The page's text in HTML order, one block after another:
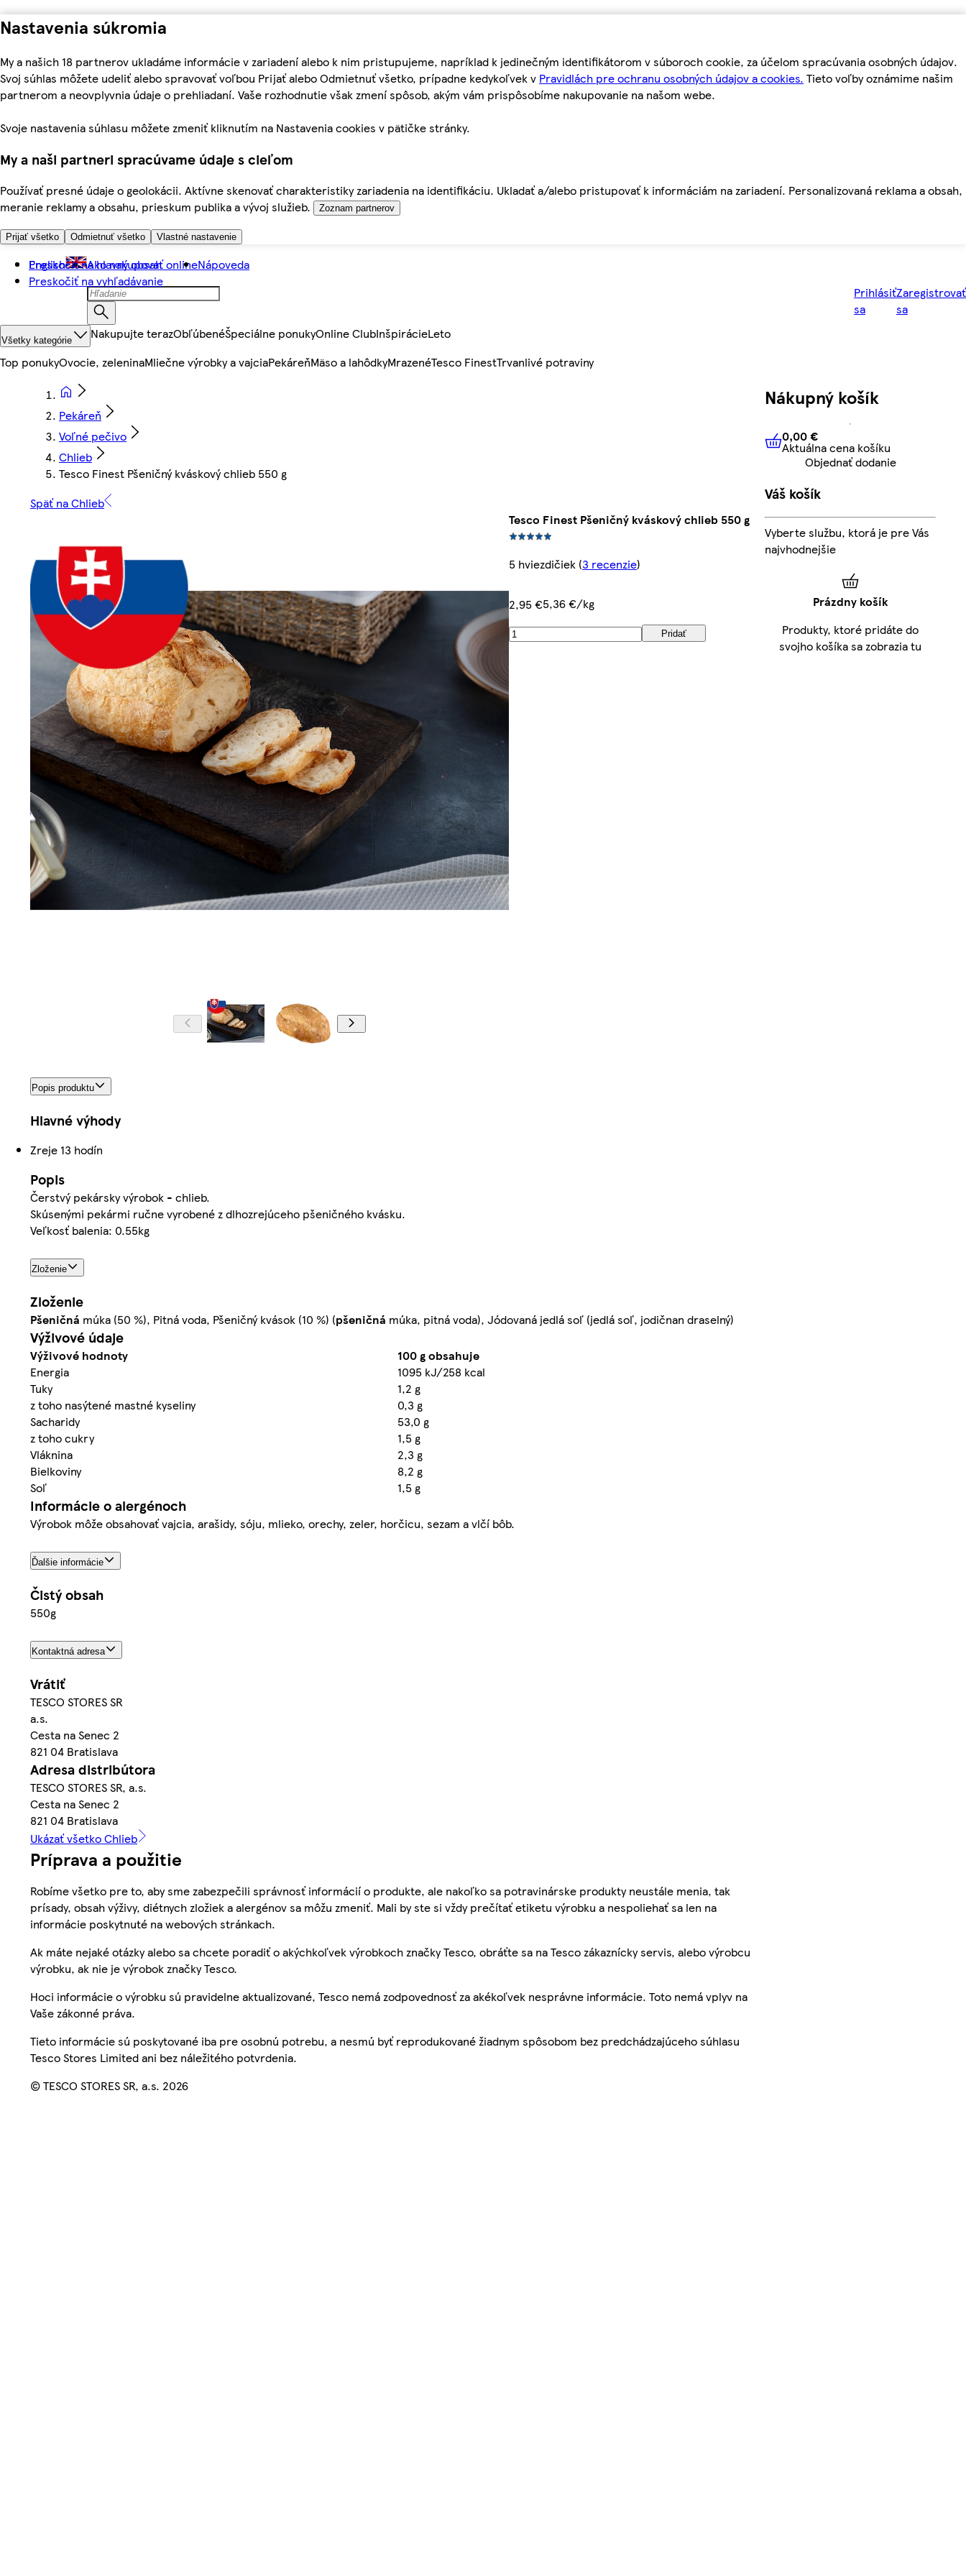
Nastavenia súkromia
My a našich 18 partnerov ukladáme informácie v zariadení alebo k nim pristupujeme, napríklad k jedinečným identifikátorom v súboroch cookie, za účelom spracúvania osobných údajov.
Svoj súhlas môžete udeliť alebo spravovať voľbou Prijať alebo Odmietnuť všetko, prípadne kedykoľvek v Pravidlách pre ochranu osobných údajov a cookies. Tieto voľby oznámime našim
partnerom a neovplyvnia údaje o prehliadaní. Vaše rozhodnutie však zmení spôsob, akým vám prispôsobíme nakupovanie na našom webe.
Svoje nastavenia súhlasu môžete zmeniť kliknutím na Nastavenia cookies v pätičke stránky.
My a naši partneri spracúvame údaje s cieľom
Používať presné údaje o geolokácii. Aktívne skenovať charakteristiky zariadenia na identifikáciu. Ukladať a/alebo pristupovať k informáciám na zariadení. Personalizovaná reklama a obsah,
meranie reklamy a obsahu, prieskum publika a vývoj služieb.
Zoznam partnerov
Prijať všetko Odmietnuť všetko Vlastné nastavenie
Preskočiť na hlavný obsah
Preskočiť na vyhľadávanie
English Ako nakupovať onlineNápoveda
Prihlásiť
sa
Zaregistrovať
sa
Všetky kategórie Nakupujte terazObľúbenéŠpeciálne ponukyOnline ClubInšpirácieLeto
Top ponukyOvocie, zeleninaMliečne výrobky a vajciaPekáreňMäso a lahôdkyMrazenéTesco FinestTrvanlivé potraviny
Pekáreň
Voľné pečivo
Chlieb
Tesco Finest Pšeničný kváskový chlieb 550 g
Späť na Chlieb
Tesco Finest Pšeničný kváskový chlieb 550 g
5 hviezdičiek (3 recenzie)
2,95 €5,36 €/kg
Pridať
Popis produktu
Hlavné výhody
Zreje 13 hodín
Popis
Čerstvý pekársky výrobok - chlieb.
Skúsenými pekármi ručne vyrobené z dlhozrejúceho pšeničného kvásku.
Veľkosť balenia: 0.55kg
Zloženie
Zloženie
Pšeničná múka (50 %), Pitná voda, Pšeničný kvások (10 %) (pšeničná múka, pitná voda), Jódovaná jedlá soľ (jedlá soľ, jodičnan draselný)
Výživové údaje
Výživové hodnoty
100 g obsahuje
Energia
1095 kJ/258 kcal
Tuky
1,2 g
z toho nasýtené mastné kyseliny
0,3 g
Sacharidy
53,0 g
z toho cukry
1,5 g
Vláknina
2,3 g
Bielkoviny
8,2 g
Soľ
1,5 g
Informácie o alergénoch
Výrobok môže obsahovať vajcia, arašidy, sóju, mlieko, orechy, zeler, horčicu, sezam a vlčí bôb.
Ďalšie informácie
Čistý obsah
550g
Kontaktná adresa
Vrátiť
TESCO STORES SR
a.s.
Cesta na Senec 2
821 04 Bratislava
Adresa distribútora
TESCO STORES SR, a.s.
Cesta na Senec 2
821 04 Bratislava
Ukázať všetko Chlieb
Príprava a použitie
Robíme všetko pre to, aby sme zabezpečili správnosť informácií o produkte, ale nakoľko sa potravinárske produkty neustále menia, tak
prísady, obsah výživy, diétnych zložiek a alergénov sa môžu zmeniť. Mali by ste si vždy prečítať etiketu výrobku a nespoliehať sa len na
informácie poskytnuté na webových stránkach.
Ak máte nejaké otázky alebo sa chcete poradiť o akýchkoľvek výrobkoch značky Tesco, obráťte sa na Tesco zákaznícky servis, alebo výrobcu
výrobku, ak nie je výrobok značky Tesco.
Hoci informácie o výrobku sú pravidelne aktualizované, Tesco nemá zodpovednosť za akékoľvek nesprávne informácie. Toto nemá vplyv na
Vaše zákonné práva.
Tieto informácie sú poskytované iba pre osobnú potrebu, a nesmú byť reprodukované žiadnym spôsobom bez predchádzajúceho súhlasu
Tesco Stores Limited ani bez náležitého potvrdenia.
© TESCO STORES SR, a.s. 2026
Nákupný košík
0,00 € Aktuálna cena košíku
0,00 €
Aktuálna cena košíku
Objednať dodanie
Váš košík
Vyberte službu, ktorá je pre Vás
najvhodnejšie
Prázdny košík
Produkty, ktoré pridáte do
svojho košíka sa zobrazia tu